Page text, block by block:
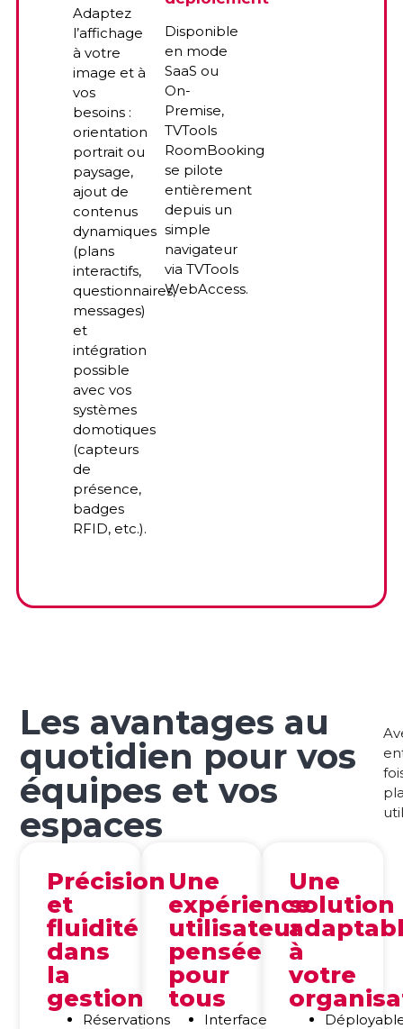
Adaptez
l’affichage
à votre
image et à
vos
besoins :
orientation
portrait ou
paysage,
ajout de
contenus
dynamiques
(plans
interactifs,
questionnaires,
messages)
et
intégration
possible
avec vos
systèmes
domotiques
(capteurs
de
présence,
badges
RFID, etc.).
Disponible
en mode
SaaS ou
On-
Premise,
TVTools
RoomBooking
se pilote
entièrement
depuis un
simple
navigateur
via TVTools
WebAccess.
Les avantages au
quotidien pour vos
équipes et vos
espaces
Précision
et
fluidité
dans
la
gestion
Réservations
Une
expérience
utilisateur
pensée
pour
tous
Interface
Une
solution
à
votre